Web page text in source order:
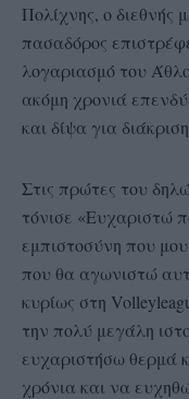
Πολίχνης, ο διεθνής
πασαδόρος
λογαριασμό του
ακόμη χρονιά
και δίψα για
Στις πρώτες του
τόνισε «Ευχαριστώ
εμπιστοσύνη που
που θα αγωνιστώ
κυρίως στη
την πολύ μεγάλη
ευχαριστήσω θερμά
χρόνια και να